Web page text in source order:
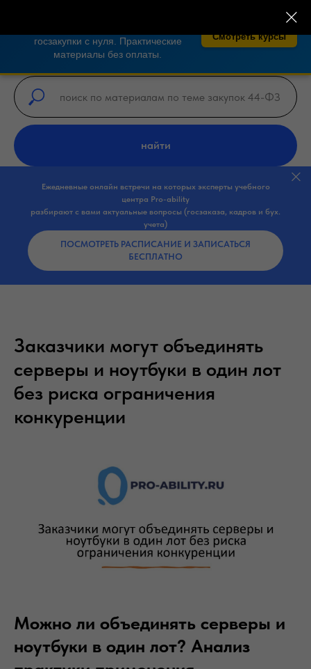
×
госзакупки с нуля. Практические
материалы без оплаты.
Смотреть курсы
найти
Ежедневные онлайн встречи на которых эксперты учебного
центра Pro-ability
разбирают с вами актуальные вопросы (госзаказа, кадров и бух.
учета)
ПОСМОТРЕТЬ РАСПИСАНИЕ И ЗАПИСАТЬСЯ
БЕСПЛАТНО
Заказчики могут объединять
серверы и ноутбуки в один лот
без риска ограничения
конкуренции
Можно ли объединять серверы и
ноутбуки в один лот? Анализ